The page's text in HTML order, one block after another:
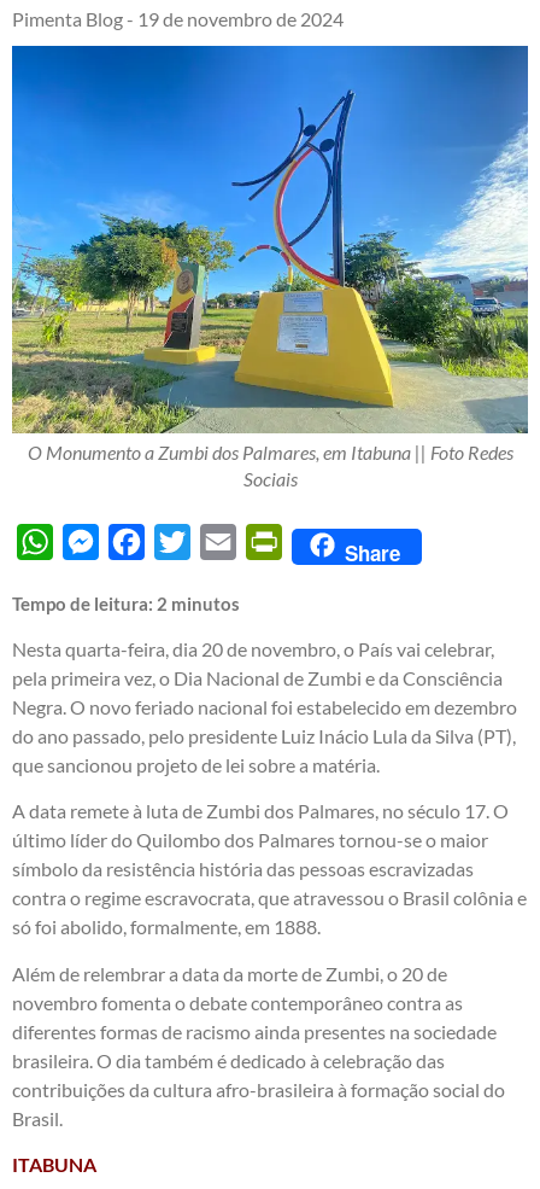
Pimenta Blog - 19 de novembro de 2024
O Monumento a Zumbi dos Palmares, em Itabuna || Foto Redes
Sociais
WhatsAppMessengerFacebook
Twitter Email PrintFriendly
Share
Tempo de leitura: 2 minutos
Nesta quarta-feira, dia 20 de novembro, o País vai celebrar,
pela primeira vez, o Dia Nacional de Zumbi e da Consciência
Negra. O novo feriado nacional foi estabelecido em dezembro
do ano passado, pelo presidente Luiz Inácio Lula da Silva (PT),
que sancionou projeto de lei sobre a matéria.
A data remete à luta de Zumbi dos Palmares, no século 17. O
último líder do Quilombo dos Palmares tornou-se o maior
símbolo da resistência história das pessoas escravizadas
contra o regime escravocrata, que atravessou o Brasil colônia e
só foi abolido, formalmente, em 1888.
Além de relembrar a data da morte de Zumbi, o 20 de
novembro fomenta o debate contemporâneo contra as
diferentes formas de racismo ainda presentes na sociedade
brasileira. O dia também é dedicado à celebração das
contribuições da cultura afro-brasileira à formação social do
Brasil.
ITABUNA